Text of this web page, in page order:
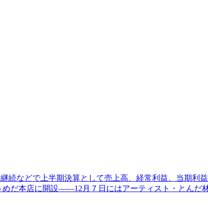
続などで上半期決算として売上高、経常利益、当期利
だ本店に開設――12月７日にはアーティスト・とんだ